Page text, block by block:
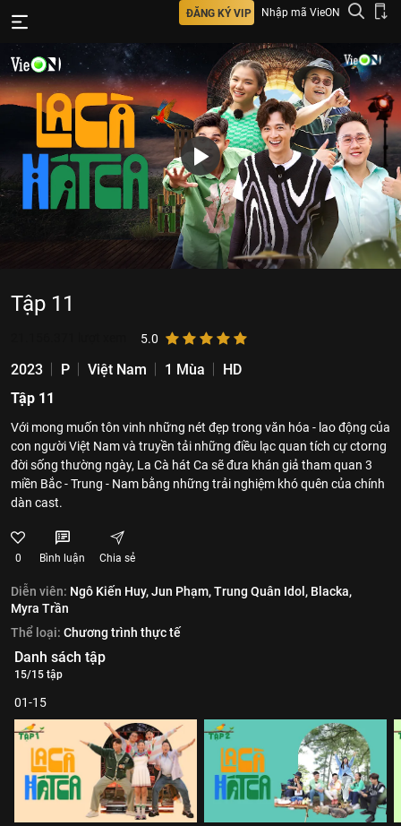
ĐĂNG KÝ VIP Nhập mã VieON
Tập 11
5.0
2023 P Việt Nam 1 Mùa
HD
Tập 11
Với mong muốn tôn vinh những nét đẹp trong văn hóa - lao động của
con người Việt Nam và truyền tải những điều lạc quan tích cự ctorng
đời sống thường ngày, La Cà hát Ca sẽ đưa khán giả tham quan 3
miền Bắc - Trung - Nam bằng những trải nghiệm khó quên của chính
dàn cast.
0 Bình luận Chia sẻ
Diễn viên: Ngô Kiến Huy,Jun Phạm,Trung Quân Idol, Blacka,
Myra Trần
Thể loại: Chương trình thực tế
Danh sách tập
15/15 tập
01-15